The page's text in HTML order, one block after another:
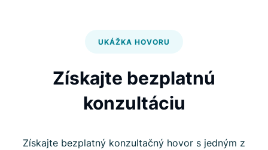
UKÁŽKA HOVORU
Získajte bezplatnú
konzultáciu
Získajte bezplatný konzultačný hovor s jedným z